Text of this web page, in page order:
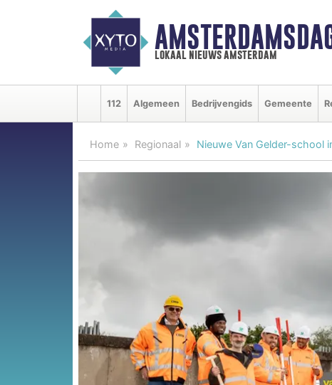
lokaal nieuws amsterdam
112 Algemeen Bedrijvengids Gemeente
Home Regionaal Nieuwe Van Gelder-school